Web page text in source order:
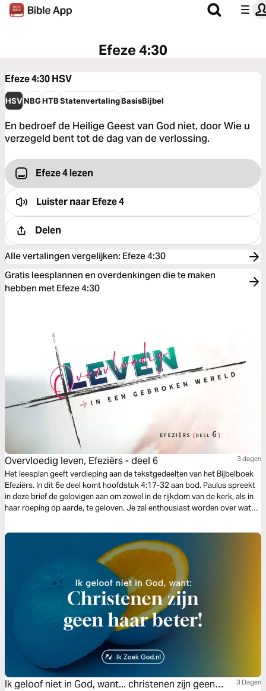
Efeze 4:30
Efeze 4:30HSV
HSVNBGHTBStatenvertalingBasisBijbel
En bedroef de Heilige Geest van God niet, door Wie u
verzegeld bent tot de dag van de verlossing.
Efeze 4 lezen
Luister naarEfeze 4
Delen
Alle vertalingen vergelijken: Efeze 4:30
Gratis leesplannen en overdenkingen die te maken
hebben met Efeze 4:30
Overvloedig leven, Efeziërs - deel 6 3 dagen
Het leesplan geeft verdieping aan de tekstgedeelten van het Bijbelboek
Efeziërs. In dit 6e deel komt hoofdstuk 4:17-32 aan bod. Paulus spreekt
in deze brief de gelovigen aan om zowel in de rijkdom van de kerk, als in
haar roeping op aarde, te geloven. Je zal enthousiast worden over wat
levende God zijn.
Ik geloof niet in God, want... christenen zijn geen
3 Dagen